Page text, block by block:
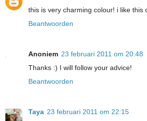
this is very charming colour! i like this
Beantwoorden
Anoniem 23 februari 2011 om 20:48
Thanks :) I will follow your advice!
Beantwoorden
Taya 23 februari 2011 om 22:15